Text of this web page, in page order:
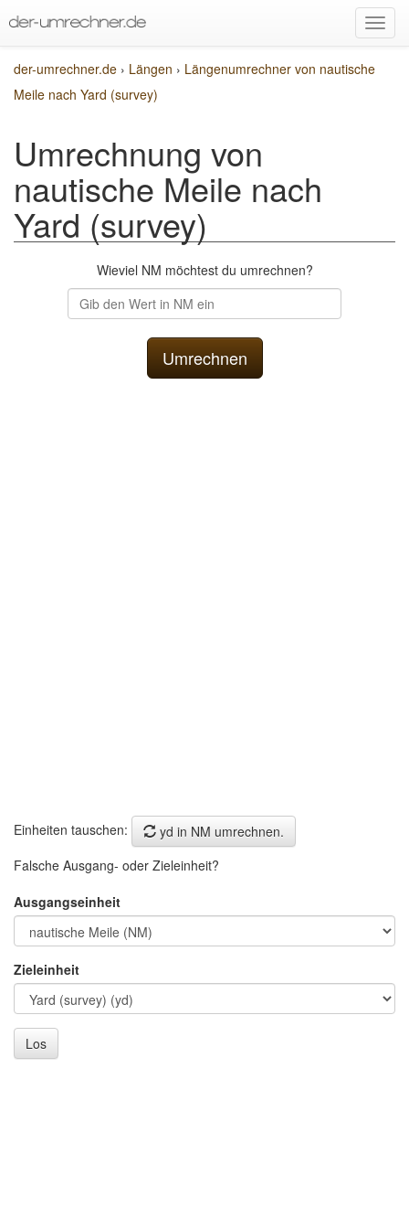
der-umrechner.de › Längen › Längenumrechner von nautische
Meile nach Yard (survey)
Umrechnung von
nautische Meile nach
Yard (survey)
Wieviel NM möchtest du umrechnen?
Einheiten tauschen:
yd in NM umrechnen.
Falsche Ausgang- oder Zieleinheit?
Ausgangseinheit
Zieleinheit
Los